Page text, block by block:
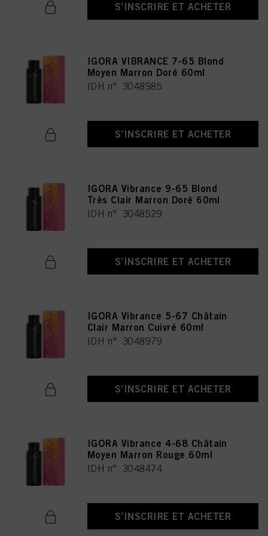
S’INSCRIRE ET ACHETER
IGORA VIBRANCE 7-65 Blond
Moyen Marron Doré 60ml
IDH n° 3048985
S’INSCRIRE ET ACHETER
IGORA Vibrance 9-65 Blond
Très Clair Marron Doré 60ml
IDH n° 3048529
S’INSCRIRE ET ACHETER
IGORA Vibrance 5-67 Châtain
Clair Marron Cuivré 60ml
IDH n° 3048979
S’INSCRIRE ET ACHETER
IGORA Vibrance 4-68 Châtain
Moyen Marron Rouge 60ml
IDH n° 3048474
S’INSCRIRE ET ACHETER